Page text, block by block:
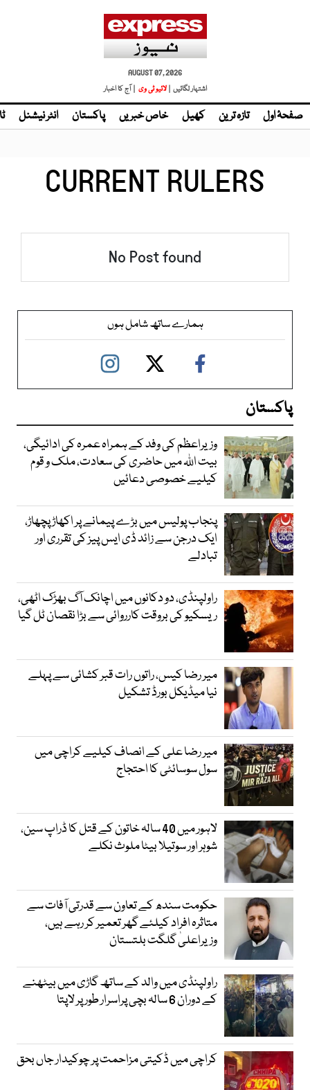
AUGUST 07, 2026
اشتہار لگائیں |
| آج کا اخبار
صفحۂ اول تازہ ترین کھیل خاص خبریں پاکستان انٹر نیشنل
CURRENT RULERS
No Post found
ہمارے ساتھ شامل ہوں
پاکستان
وزیراعظم کی وفد کے ہمراہ عمرہ کی ادائیگی،
بیت اللہ میں حاضری کی سعادت، ملک و قوم
کیلیے خصوصی دعائیں
پنجاب پولیس میں بڑے پیمانے پر اکھاڑ پچھاڑ،
ایک درجن سے زائد ڈی ایس پیز کی تقرری اور
تبادلے
راولپنڈی، دو دکانوں میں اچانک آگ بھڑک اٹھی،
ریسکیو کی بروقت کارروائی سے بڑا نقصان ٹل گیا
میر رضا کیس، راتوں رات قبر کشائی سے پہلے
نیا میڈیکل بورڈ تشکیل
میر رضا علی کے انصاف کیلیے کراچی میں
سول سوسائٹی کا احتجاج
لاہور میں 40 سالہ خاتون کے قتل کا ڈراپ سین،
شوہر اور سوتیلا بیٹا ملوث نکلے
حکومت سندھ کے تعاون سے قدرتی آفات سے
متاثرہ افراد کیلئے گھر تعمیر کر رہے ہیں،
وزیراعلیٰ گلگت بلتستان
راولپنڈی میں والد کے ساتھ گاڑی میں بیٹھنے
کے دوران 6 سالہ بچی پراسرار طور پر لاپتا
کراچی میں ڈکیتی مزاحمت پر چوکیدار جاں بحق